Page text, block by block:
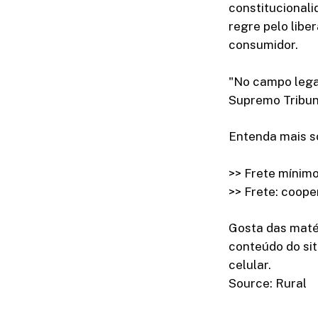
regre pelo
consumidor.
"No campo
Supremo
Entenda mais
>> Frete
>> Frete:
Gosta das
conteúdo do
celular.
Source: Rural